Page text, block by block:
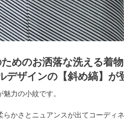
めのお洒落な洗える着物
デザインの【斜め縞】が
力の小紋です。
かさとニュアンスが出てコーディ